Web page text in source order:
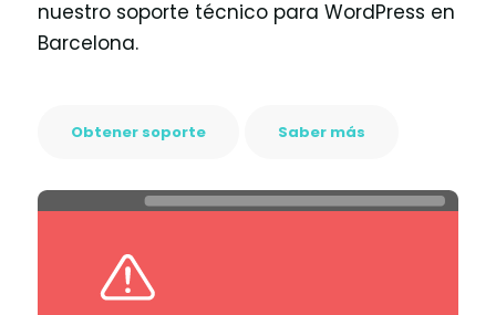
nuestro soporte técnico para WordPress en
Barcelona.
Obtener soporte Saber más